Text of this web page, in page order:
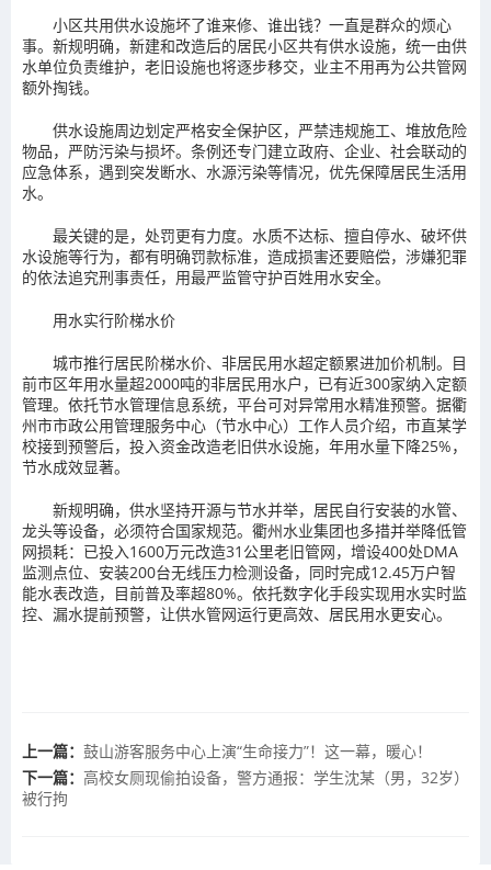
小区共用供水设施坏了谁来修、谁出钱？一直是群众的烦心
事。新规明确，新建和改造后的居民小区共有供水设施，统一由供
水单位负责维护，老旧设施也将逐步移交，业主不用再为公共管网
额外掏钱。
供水设施周边划定严格安全保护区，严禁违规施工、堆放危险
物品，严防污染与损坏。条例还专门建立政府、企业、社会联动的
应急体系，遇到突发断水、水源污染等情况，优先保障居民生活用
水。
最关键的是，处罚更有力度。水质不达标、擅自停水、破坏供
水设施等行为，都有明确罚款标准，造成损害还要赔偿，涉嫌犯罪
的依法追究刑事责任，用最严监管守护百姓用水安全。
用水实行阶梯水价
城市推行居民阶梯水价、非居民用水超定额累进加价机制。目
前市区年用水量超2000吨的非居民用水户，已有近300家纳入定额
管理。依托节水管理信息系统，平台可对异常用水精准预警。据衢
州市市政公用管理服务中心（节水中心）工作人员介绍，市直某学
校接到预警后，投入资金改造老旧供水设施，年用水量下降25%，
节水成效显著。
新规明确，供水坚持开源与节水并举，居民自行安装的水管、
龙头等设备，必须符合国家规范。衢州水业集团也多措并举降低管
网损耗：已投入1600万元改造31公里老旧管网，增设400处DMA
监测点位、安装200台无线压力检测设备，同时完成12.45万户智
能水表改造，目前普及率超80%。依托数字化手段实现用水实时监
控、漏水提前预警，让供水管网运行更高效、居民用水更安心。
上一篇： 鼓山游客服务中心上演“生命接力”！这一幕，暖心！
下一篇： 高校女厕现偷拍设备，警方通报：学生沈某（男，32岁）
被行拘